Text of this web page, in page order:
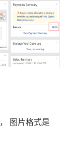
， 图片格式是